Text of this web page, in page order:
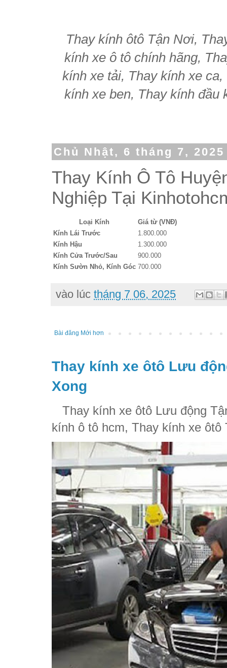
Thay kính ôtô Tận Nơi,
kính xe ô tô chính hãng,
kính xe tải, Thay kính xe
kính xe ben, Thay kính đầu
Chủ Nhật, 6 tháng 7, 2025
Thay Kính Ô Tô
Nghiệp Tại
Loại Kính
Giá từ (VNĐ)
Kính Lái Trước
1.800.000
Kính Hậu
1.300.000
Kính Cửa Trước/Sau
900.000
Kính Sườn Nhỏ, Kính Góc 700.000
vào lúc tháng 7 06, 2025
Bài đăng Mới hơn
Thay kính xe ôtô Lưu
Xong
Thay kính xe ôtô Lưu động
kính ô tô hcm, Thay kính xe